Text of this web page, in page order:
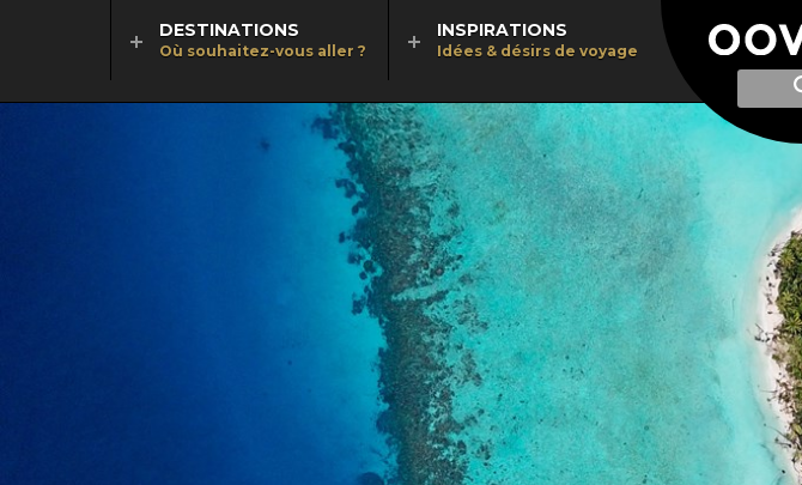
Afficher
recherche
Recherche
DESTINATIONS
Où souhaitez-vous aller ?
INSPIRATIONS
Idées & désirs de voyage